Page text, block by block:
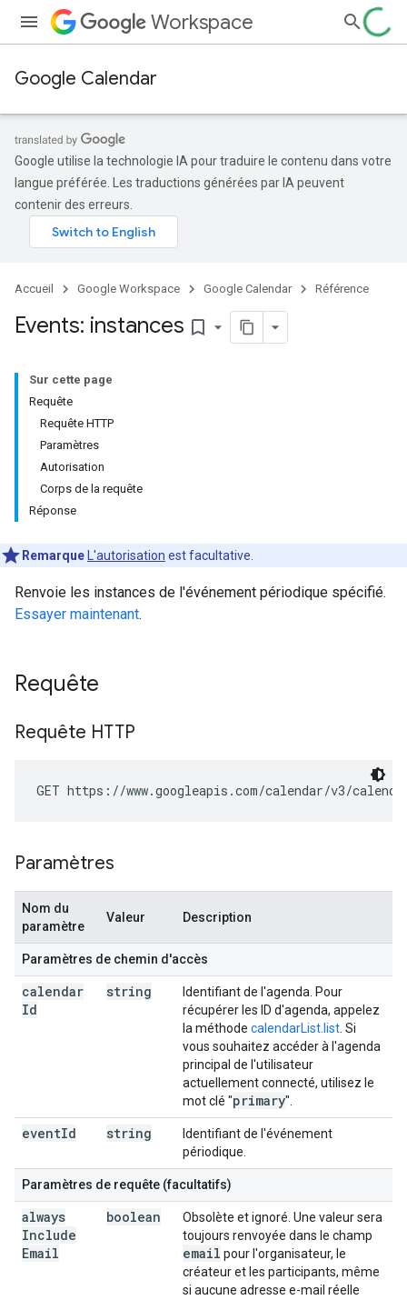
Workspace
Google Calendar
Google utilise la technologie IA pour traduire le contenu dans votre
langue préférée. Les traductions générées par IA peuvent
contenir des erreurs.
Accueil Google Workspace Google Calendar Référence
Events: instances bookmark_border
Sur cette page
Requête
Requête HTTP
Paramètres
Autorisation
Corps de la requête
Réponse
Remarque L'autorisation est facultative.
Renvoie les instances de l'événement périodique spécifié.
Essayer maintenant.
Requête
Requête HTTP
GET https://www.googleapis.com/calendar/v3/
Paramètres
Nom du
paramètre
Valeur Description
Paramètres de chemin d'accès
calendar
Id
string
Identifiant de l'agenda. Pour
récupérer les ID d'agenda, appelez
la méthode calendarList.list . Si
vous souhaitez accéder à l'agenda
principal de l'utilisateur
actuellement connecté, utilisez le
mot clé "primary".
eventId string
Identifiant de l'événement
périodique.
Paramètres de requête (facultatifs)
always
Include
Email
boolean
Obsolète et ignoré. Une valeur sera
toujours renvoyée dans le champ
email pour l'organisateur, le
créateur et les participants, même
si aucune adresse e-mail réelle